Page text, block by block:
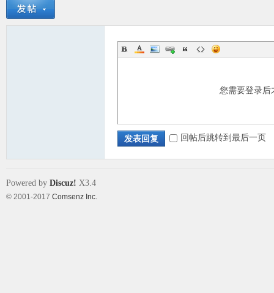
您需要登录
发表回复 回帖后跳转到最后一页
Powered by Discuz! X3.4
© 2001-2017 Comsenz Inc.